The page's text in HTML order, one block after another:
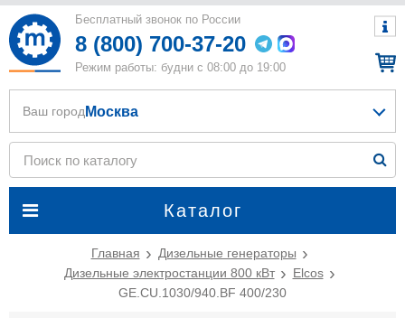
Бесплатный звонок по России
8 (800) 700-37-20
Режим работы: будни с 08:00 до 19:00
Каталог
Ваш город Москва
Главная
Дизельные генераторы
Дизельные электростанции 800 кВт
Elcos
GE.CU.1030/940.BF 400/230